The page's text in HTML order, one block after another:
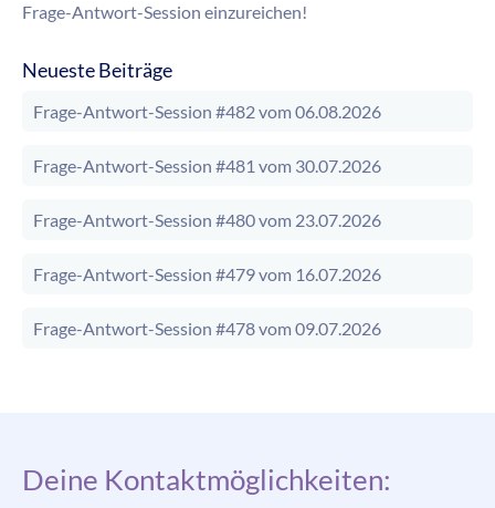
Frage-Antwort-Session einzureichen!
Neueste Beiträge
Frage-Antwort-Session #482 vom 06.08.2026
Frage-Antwort-Session #481 vom 30.07.2026
Frage-Antwort-Session #480 vom 23.07.2026
Frage-Antwort-Session #479 vom 16.07.2026
Frage-Antwort-Session #478 vom 09.07.2026
Deine Kontaktmöglichkeiten: